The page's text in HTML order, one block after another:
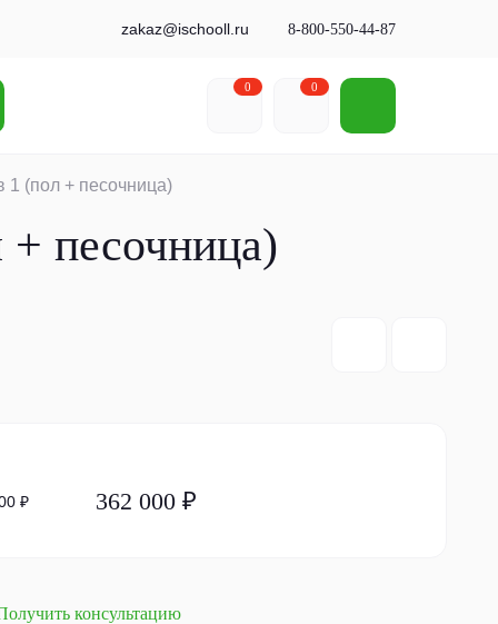
zakaz@ischooll.ru 8-800-550-44-87
0 0
1 (пол + песочница)
+ песочница)
₽ 362 000 ₽
консультацию